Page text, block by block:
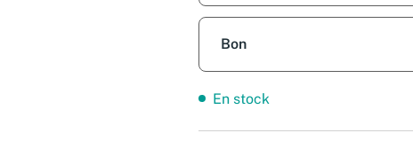
Bon
En stock